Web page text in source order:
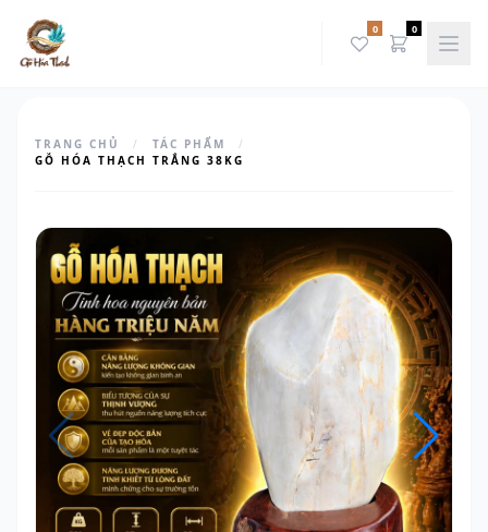
0 0
TRANG CHỦ / TÁC PHẨM
/
GỖ HÓA THẠCH TRẮNG 38KG